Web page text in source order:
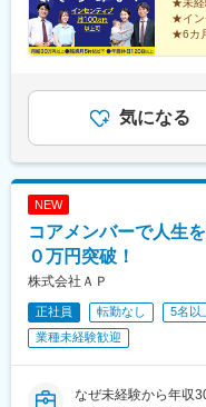
徒歩3分（2）催事 ※
中心に、各地のスー
のイベントブースで
給35万円以上＋毎月
力を考慮の上で決定
目／インセンティブ
★未経
★イン
★6カ
気になる
NEW
コアメンバーで人生
０万円突破！
株式会社ＡＰ
正社員 転勤なし 5名以
業種未経験歓迎
なぜ未経験から年収